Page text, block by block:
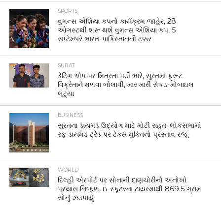
SPORTS
વુમન્સ એશિયા કપનો કાર્યક્રમ જાહેર, 28
ઓગસ્ટથી શરૂ થશે વુમન્સ એશિયા કપ, 5
સપ્ટેમ્બરે ભારત-પાકિસ્તાનની ટક્કર
SURAT
ડેટિંગ એપ પર મિત્રતા પડી ભારે, સુરતમાં ફ્રૂટ
વિક્રેતાને મળવા બોલાવી, માર મારી રોકડ-મોબાઇલ
લૂંટ્યા
BUSINESS
સુરતના ડાયમંડ ઉદ્યોગ માટે મોટી રાહત: લોકસભામાં
રફ ડાયમંડ ટ્રેડ પર ટેક્સ મુક્તિનો પ્રસ્તાવ રજૂ
WORLD
દિલ્હી એરપોર્ટ પર સોનાની દાણચોરીનો અનોખો
પ્રયાસ નિષ્ફળ, ઇ-સ્કૂટરના ટાયરમાંથી 869.5 ગ્રામ
સોનું ઝડપાયું